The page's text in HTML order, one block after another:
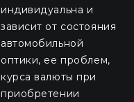
индивидуальна и
зависит от состояния
автомобильной
оптики, ее проблем,
курса валюты при
приобретении